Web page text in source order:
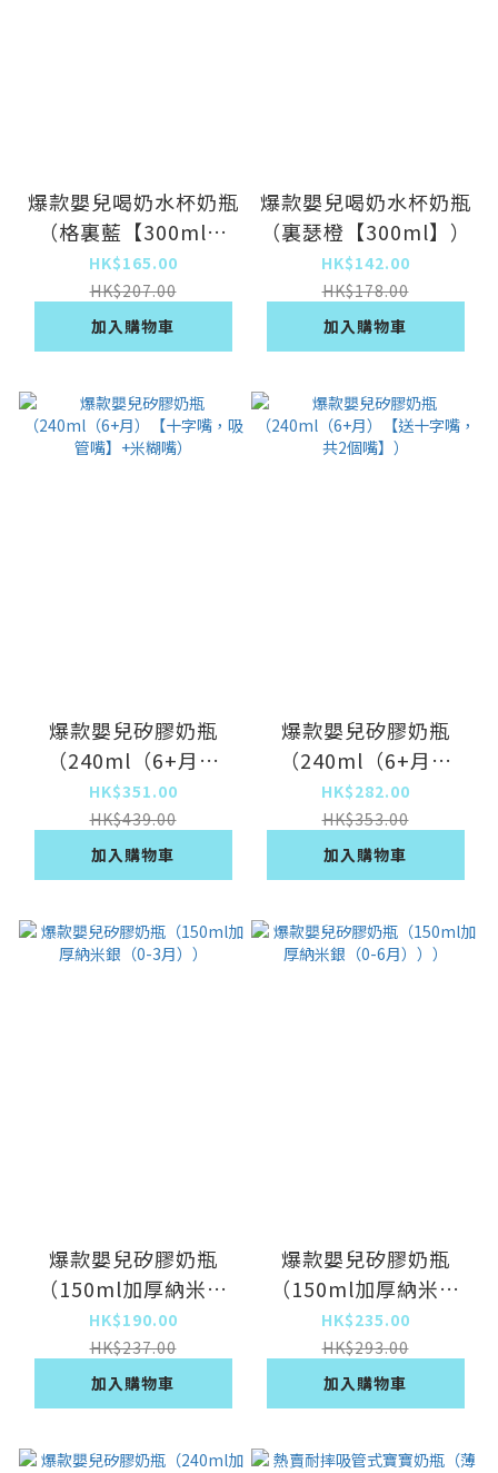
爆款嬰兒喝奶水杯奶瓶
（格裏藍【300ml】
【送替換吸管】）
HK$165.00
HK$207.00
加入購物車
爆款嬰兒喝奶水杯奶瓶
（裏瑟橙【300ml】）
HK$142.00
HK$178.00
加入購物車
爆款嬰兒矽膠奶瓶
（240ml（6+月）
【十字嘴，吸管嘴】
+米糊嘴）
HK$351.00
HK$439.00
加入購物車
爆款嬰兒矽膠奶瓶
（240ml（6+月）
【送十字嘴，共2個
嘴】）
HK$282.00
HK$353.00
加入購物車
爆款嬰兒矽膠奶瓶
（150ml加厚納米銀
（0-3月））
HK$190.00
HK$237.00
加入購物車
爆款嬰兒矽膠奶瓶
（150ml加厚納米銀
（0-6月）））
HK$235.00
HK$293.00
加入購物車